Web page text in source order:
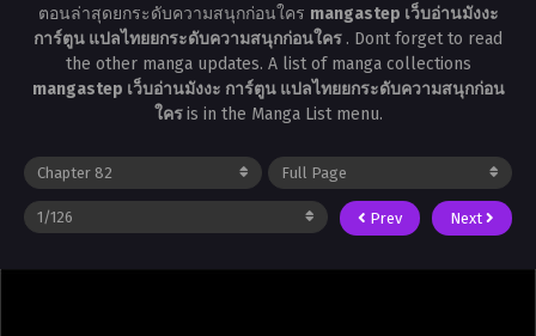
ตอนล่าสุดยกระดับความสนุกก่อนใคร mangastep เว็บอ่านมังงะ
การ์ตูน แปลไทยยกระดับความสนุกก่อนใคร . Dont forget to read
the other manga updates. A list of manga collections
mangastep เว็บอ่านมังงะ การ์ตูน แปลไทยยกระดับความสนุกก่อน
ใครis in the Manga List menu.
Prev Next